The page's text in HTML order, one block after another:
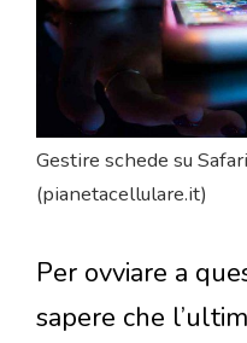
Gestire schede su
(pianetacellulare.it)
Per ovviare a
sapere che